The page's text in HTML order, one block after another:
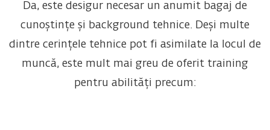
Da, este desigur necesar un anumit bagaj de
cunoștințe și background tehnice. Deși multe
dintre cerințele tehnice pot fi asimilate la locul de
muncă, este mult mai greu de oferit training
pentru abilități precum: